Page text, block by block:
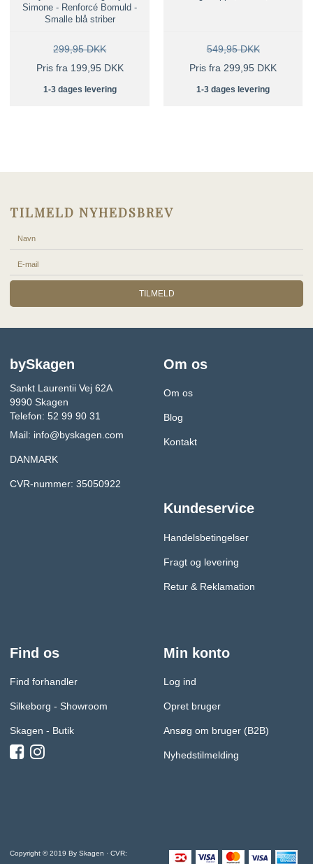
Simone - Renforcé Bomuld -
Smalle blå striber
299,95 DKK
Pris fra 199,95 DKK
1-3 dages levering
549,95 DKK
Pris fra 299,95 DKK
1-3 dages levering
TILMELD NYHEDSBREV
TILMELD
bySkagen
Sankt Laurentii Vej 62A
9990 Skagen
Telefon: 52 99 90 31
Mail: info@byskagen.com
DANMARK
CVR-nummer: 35050922
Om os
Om os
Blog
Kontakt
Kundeservice
Handelsbetingelser
Fragt og levering
Retur & Reklamation
Find os
Find forhandler
Silkeborg - Showroom
Skagen - Butik
Min konto
Log ind
Opret bruger
Ansøg om bruger (B2B)
Nyhedstilmelding
Copyright © 2019 By Skagen · CVR: